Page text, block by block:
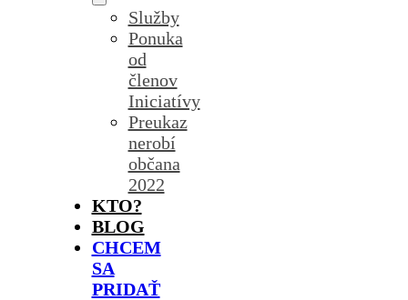
Služby
Ponuka
od
členov
Iniciatívy
Preukaz
nerobí
občana
2022
KTO?
BLOG
CHCEM
SA
PRIDAŤ